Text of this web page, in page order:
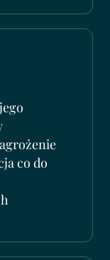
co do